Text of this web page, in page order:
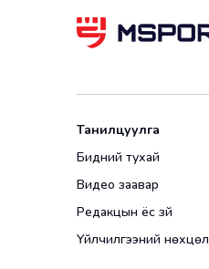
Танилцуулга
Бидний тухай
Видео заавар
Редакцын ёс зүй
Үйлчилгээний нөхцөл